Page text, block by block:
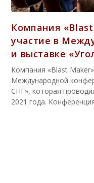
Компания
участие в
и выставке
Компания «Blast
Международной
СНГ», которая
2021 года.